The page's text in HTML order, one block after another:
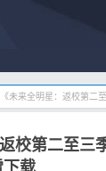
未来全明星：返校第二
返校第二至
载